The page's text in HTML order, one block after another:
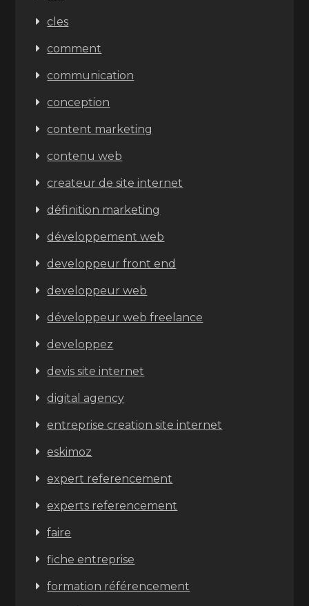
cles
comment
communication
conception
content marketing
contenu web
createur de site internet
définition marketing
développement web
developpeur front end
developpeur web
développeur web freelance
developpez
devis site internet
digital agency
entreprise creation site internet
eskimoz
expert referencement
experts referencement
faire
fiche entreprise
formation référencement